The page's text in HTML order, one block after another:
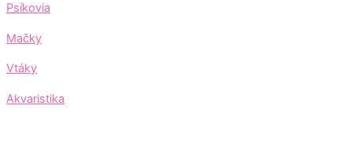
Psíkovia
Mačky
Vtáky
Akvaristika